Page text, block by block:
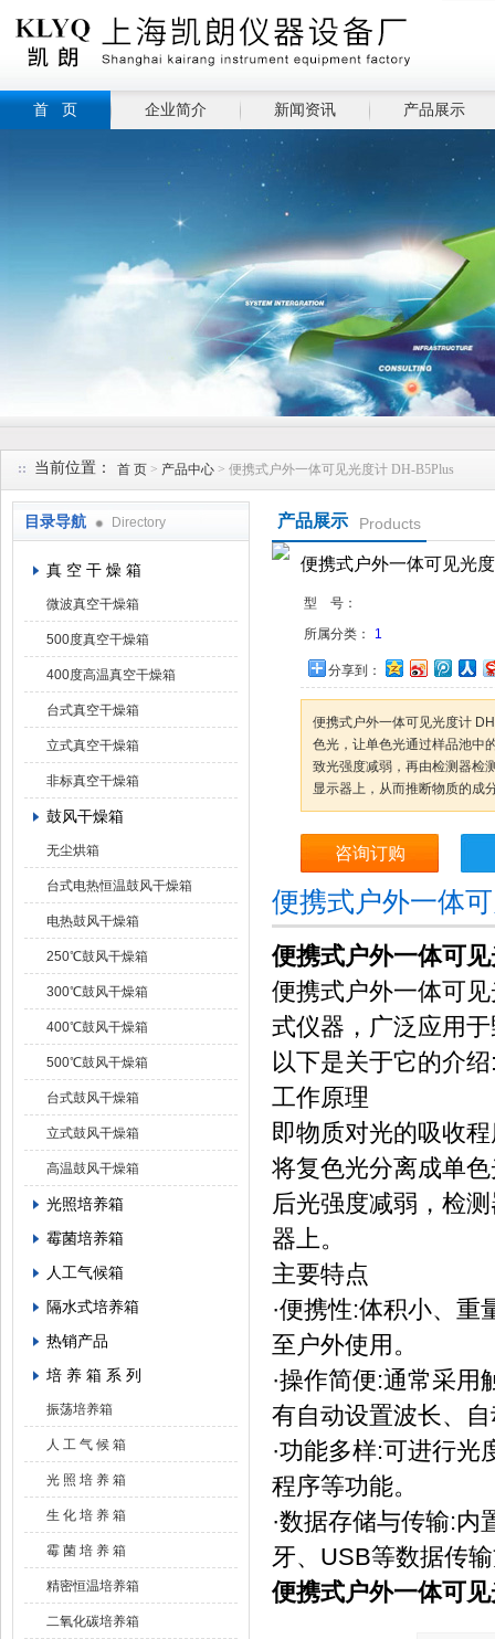
首 页 企业简介 新闻资讯 产品展示
当前位置： 首 页 > 产品中心 > 便携式户外一体可见光度计 DH-B5Plus
目录导航 Directory
真 空 干 燥 箱
微波真空干燥箱
500度真空干燥箱
400度高温真空干燥箱
台式真空干燥箱
立式真空干燥箱
非标真空干燥箱
鼓风干燥箱
无尘烘箱
台式电热恒温鼓风干燥箱
电热鼓风干燥箱
250℃鼓风干燥箱
300℃鼓风干燥箱
400℃鼓风干燥箱
500℃鼓风干燥箱
台式鼓风干燥箱
立式鼓风干燥箱
高温鼓风干燥箱
光照培养箱
霉菌培养箱
人工气候箱
隔水式培养箱
热销产品
培 养 箱 系 列
振荡培养箱
人 工 气 候 箱
光 照 培 养 箱
生 化 培 养 箱
霉 菌 培 养 箱
精密恒温培养箱
二氧化碳培养箱
产品展示 Products
便携式户外一体可见光
型 号：
所属分类：
1
分享到：
便携式户外一体可见光度计
色光，让单色光通过样品池中
致光强度减弱，再由检测器检
显示器上，从而推断物质的成
咨询订购
便携式户外一体
便携式户外一体可
便携式户外一体可
式仪器，广泛应用
以下是关于它的介
工作原理
即物质对光的吸收
将复色光分离成单
后光强度减弱，检
器上。
主要特点
·便携性:体积小、
至户外使用。
·操作简便:通常采
有自动设置波长、
·功能多样:可进行
程序等功能。
·数据存储与传输:
牙、USB等数据传
便携式户外一体可